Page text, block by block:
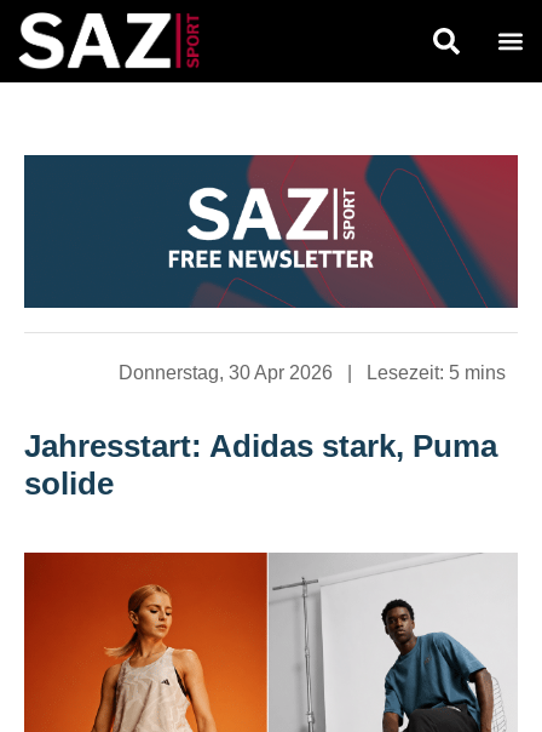
Donnerstag, 30 Apr 2026 Lesezeit: 5 mins
Jahresstart: Adidas stark, Puma
solide